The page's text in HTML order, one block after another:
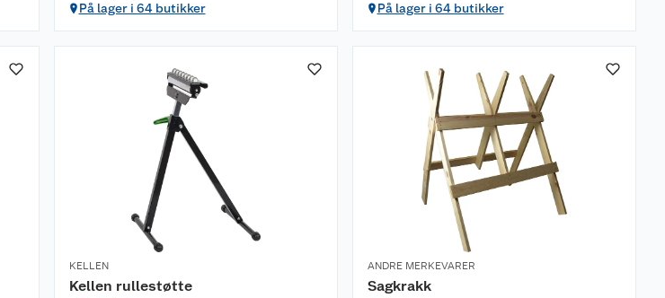
På lager i 64 butikker
På lager i 64 butikker
KELLEN
Kellen rullestøtte
ANDRE MERKEVARER
Sagkrakk